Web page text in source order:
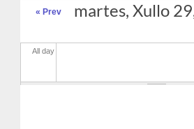
martes, Xullo
« Prev
All day